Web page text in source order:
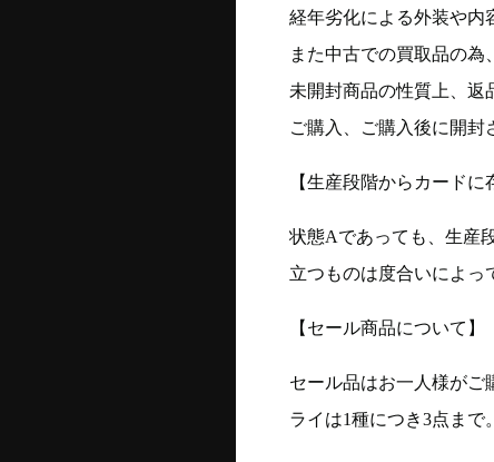
経年劣化による外装や内
また中古での買取品の為
未開封商品の性質上、返
ご購入、ご購入後に開封
【生産段階からカードに
状態Aであっても、生産
立つものは度合いによっ
【セール商品について】
セール品はお一人様がご
ライは1種につき3点まで